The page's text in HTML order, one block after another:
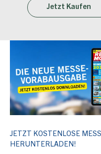
Jetzt Kaufen
JETZT KOSTENLOSE
HERUNTERLADEN!